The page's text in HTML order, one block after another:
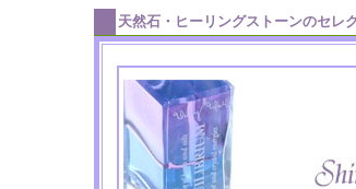
天然石・ヒーリングストーンのセレ